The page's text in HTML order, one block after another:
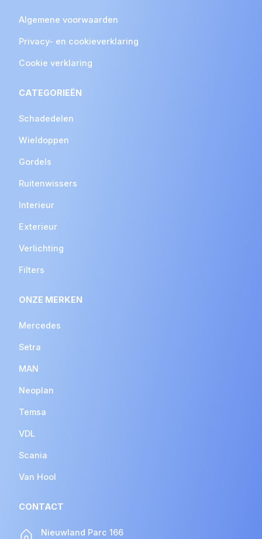
Algemene voorwaarden
Privacy- en cookieverklaring
Cookie verklaring
CATEGORIEËN
Schadedelen
Wieldoppen
Gordels
Ruitenwissers
Interieur
Exterieur
Verlichting
Filters
ONZE MERKEN
Mercedes
Setra
MAN
Neoplan
Temsa
VDL
Scania
Van Hool
CONTACT
Nieuwland Parc 166